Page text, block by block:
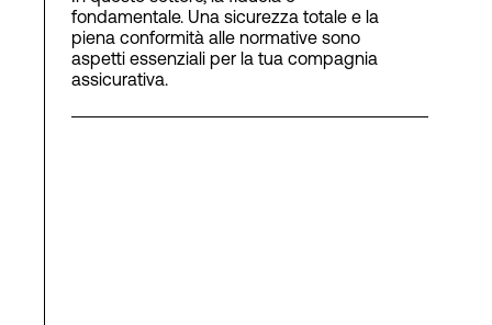
fondamentale. Una sicurezza totale e la
piena conformità alle normative sono
aspetti essenziali per la tua compagnia
assicurativa.